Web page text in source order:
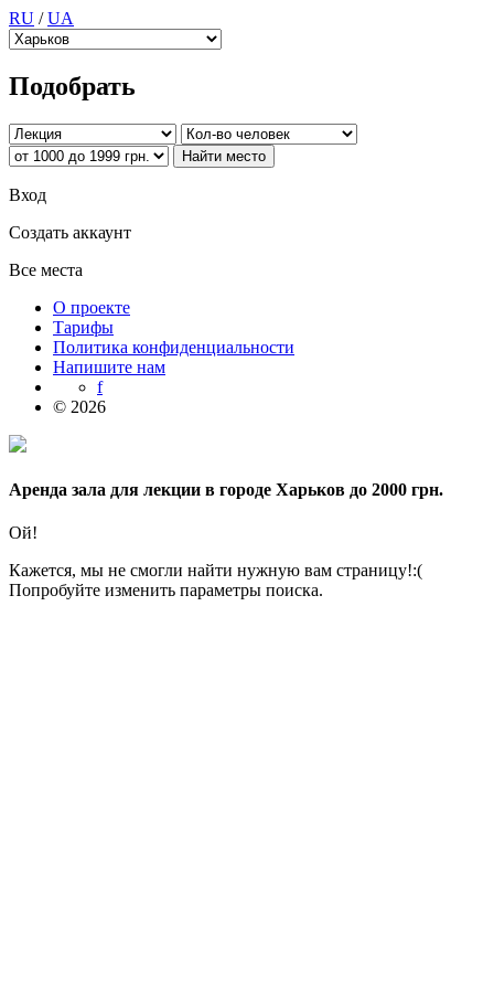
RU /UA
Подобрать
Вход
Создать аккаунт
Все места
О проекте
Тарифы
Политика конфиденциальности
Напишите нам
f
© 2026
Аренда зала для лекции в городе Харьков до 2000 грн.
Ой!
Кажется, мы не смогли найти нужную вам страницу!:(
Попробуйте изменить параметры поиска.